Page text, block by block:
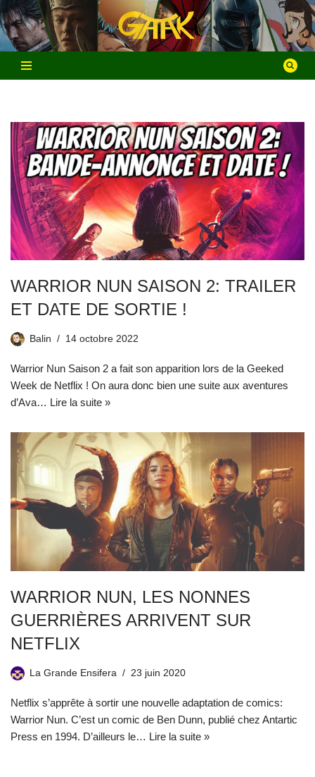
Aller
au
contenu
WARRIOR NUN SAISON 2: TRAILER
ET DATE DE SORTIE !
Balin 14 octobre 2022
Warrior Nun Saison 2 a fait son apparition lors de la Geeked
Week de Netflix ! On aura donc bien une suite aux aventures
d’Ava… Lire la suite »
WARRIOR NUN, LES NONNES
GUERRIÈRES ARRIVENT SUR
NETFLIX
La Grande Ensifera 23 juin 2020
Netflix s’apprête à sortir une nouvelle adaptation de comics:
Warrior Nun. C’est un comic de Ben Dunn, publié chez Antartic
Press en 1994. D’ailleurs le… Lire la suite »